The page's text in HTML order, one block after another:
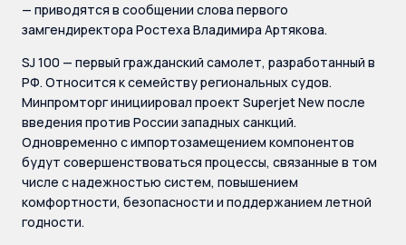
— приводятся в сообщении слова первого
замгендиректора Ростеха Владимира Артякова.
SJ 100 — первый гражданский самолет, разработанный в
РФ. Относится к семейству региональных судов.
Минпромторг инициировал проект Superjet New после
введения против России западных санкций.
Одновременно с импортозамещением компонентов
будут совершенствоваться процессы, связанные в том
числе с надежностью систем, повышением
комфортности, безопасности и поддержанием летной
годности.